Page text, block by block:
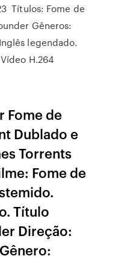
Títulos: Fome de
Gêneros:
legendado.
H.264
Fome de
Dublado e
Torrents
Fome de
Título
Direção: